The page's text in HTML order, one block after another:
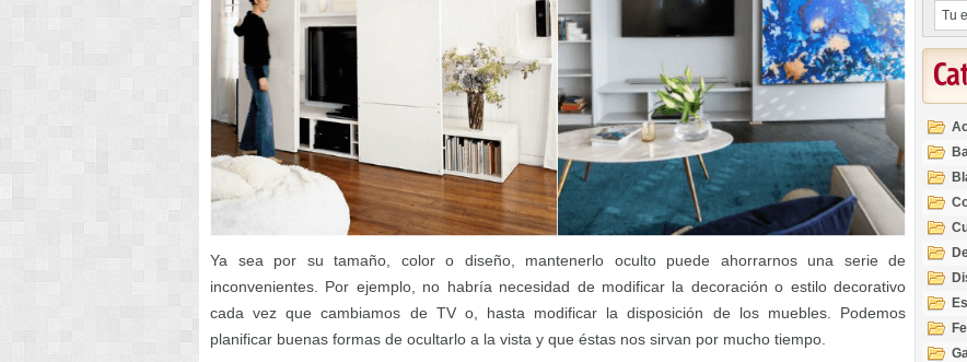
Ya sea por su tamaño, color o diseño, mantenerlo oculto puede ahorrarnos una serie de
inconvenientes. Por ejemplo, no habría necesidad de modificar la decoración o estilo decorativo
cada vez que cambiamos de TV o, hasta modificar la disposición de los muebles. Podemos
planificar buenas formas de ocultarlo a la vista y que éstas nos sirvan por mucho tiempo.